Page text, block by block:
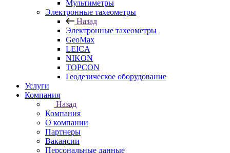
Мультиметры
Электронные тахеометры
Назад
Электронные тахеометры
GeoMax
LEICA
NIKON
TOPCON
Геодезическое оборудование
Услуги
Компания
Назад
Компания
О компании
Партнеры
Вакансии
Персональные данные